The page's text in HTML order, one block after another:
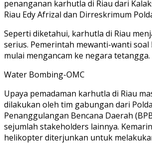
penanganan karhutla di Riau dari
Riau Edy Afrizal dan Dirreskrimum
Seperti diketahui, karhutla di Riau
serius. Pemerintah mewanti-wanti
mulai mengancam ke negara tetangga.
Water Bombing-OMC
Upaya pemadaman karhutla di Riau
dilakukan oleh tim gabungan dari
Penanggulangan Bencana Daerah
sejumlah stakeholders lainnya.
helikopter diterjunkan untuk